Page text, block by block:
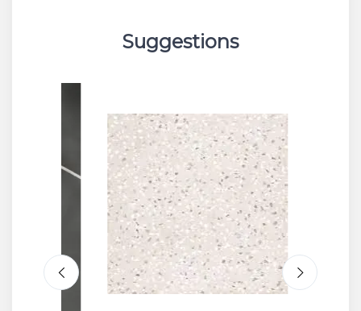
Suggestions